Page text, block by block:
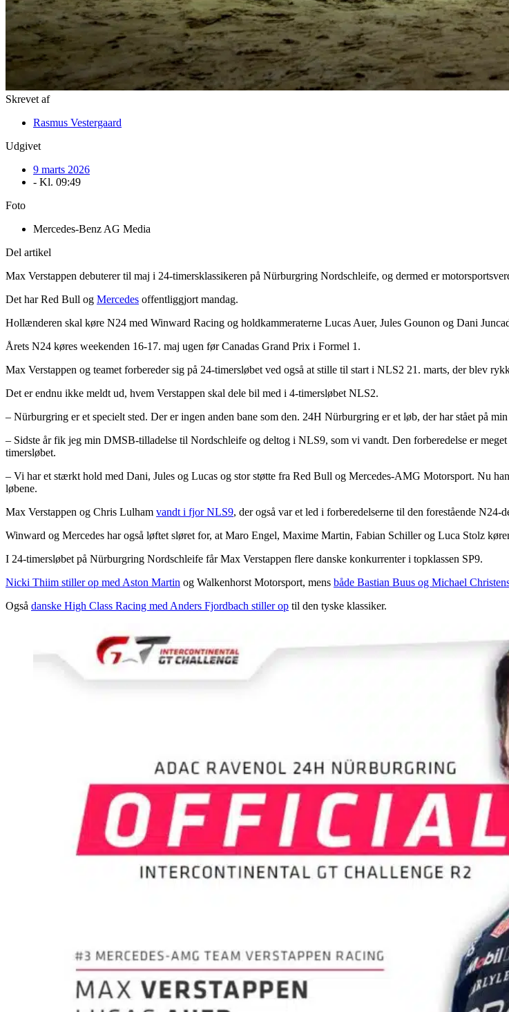
Skrevet af
Rasmus Vestergaard
Udgivet
9 marts 2026
- Kl. 09:49
Foto
Mercedes-Benz AG Media
Del artikel
Max Verstappen debuterer til maj i 24-timersklassikeren på Nürburgring Nordschleife, og dermed er
Det har Red Bull og Mercedes offentliggjort mandag.
Hollænderen skal køre N24 med Winward Racing og holdkammeraterne Lucas Auer, Jules Gounon og Dani
Årets N24 køres weekenden 16-17. maj ugen før Canadas Grand Prix i Formel 1.
Max Verstappen og teamet forbereder sig på 24-timersløbet ved også at stille til start i NLS2 21. marts, der blev
Det er endnu ikke meldt ud, hvem Verstappen skal dele bil med i 4-timersløbet NLS2.
– Nürburgring er et specielt sted. Der er ingen anden bane som den. 24H Nürburgring er et løb, der har stået på
– Sidste år fik jeg min DMSB-tilladelse til Nordschleife og deltog i NLS9, som vi vandt. Den forberedelse er
timersløbet.
– Vi har et stærkt hold med Dani, Jules og Lucas og stor støtte fra Red Bull og Mercedes-AMG Motorsport. Nu
løbene.
Max Verstappen og Chris Lulham vandt i fjor NLS9, der også var et led i forberedelserne til den forestående
Winward og Mercedes har også løftet sløret for, at Maro Engel, Maxime Martin, Fabian Schiller og Luca Stolz
I 24-timersløbet på Nürburgring Nordschleife får Max Verstappen flere danske konkurrenter i topklassen SP9.
Nicki Thiim stiller op med Aston Martin og Walkenhorst Motorsport, mens både Bastian Buus og Michael
Også danske High Class Racing med Anders Fjordbach stiller op til den tyske klassiker.